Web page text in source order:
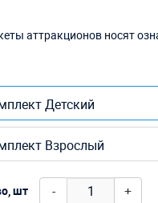
аттракционов носят
Детский
Взрослый
шт - +